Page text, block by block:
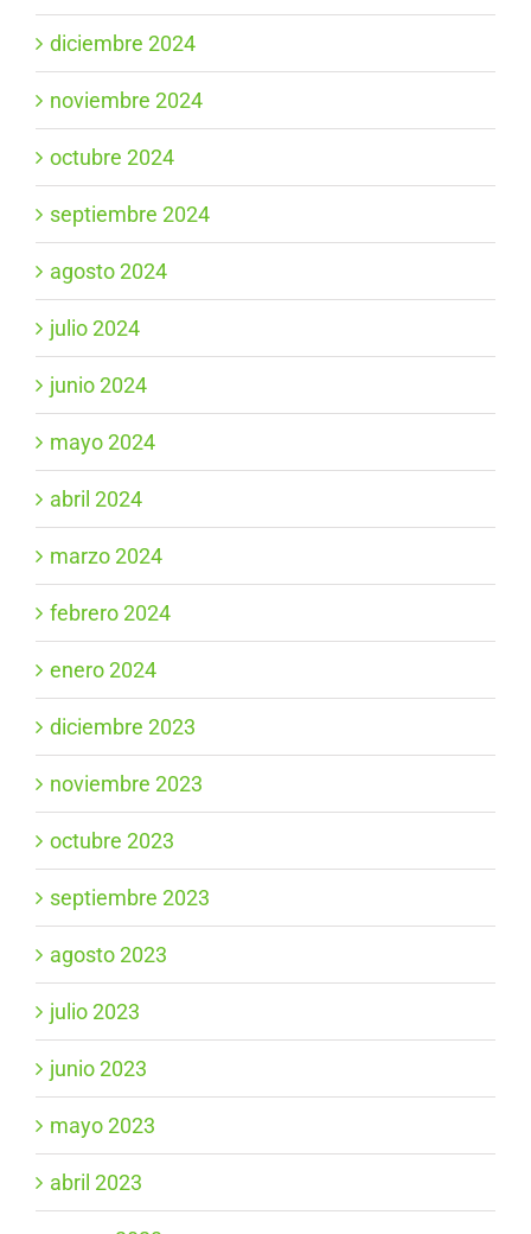
diciembre 2024
noviembre 2024
octubre 2024
septiembre 2024
agosto 2024
julio 2024
junio 2024
mayo 2024
abril 2024
marzo 2024
febrero 2024
enero 2024
diciembre 2023
noviembre 2023
octubre 2023
septiembre 2023
agosto 2023
julio 2023
junio 2023
mayo 2023
abril 2023